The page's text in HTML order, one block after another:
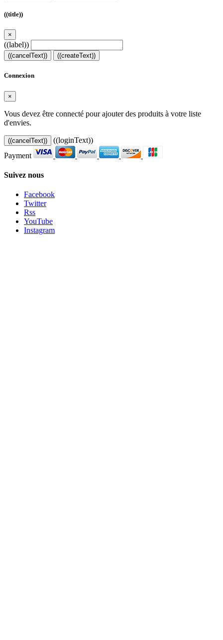
((title))
×
((label))
((cancelText)) ((createText))
Connexion
×
Vous devez être connecté pour ajouter des produits à votre liste
d'envies.
((cancelText))
((loginText))
Payment
Suivez nous
Facebook
Twitter
Rss
YouTube
Instagram